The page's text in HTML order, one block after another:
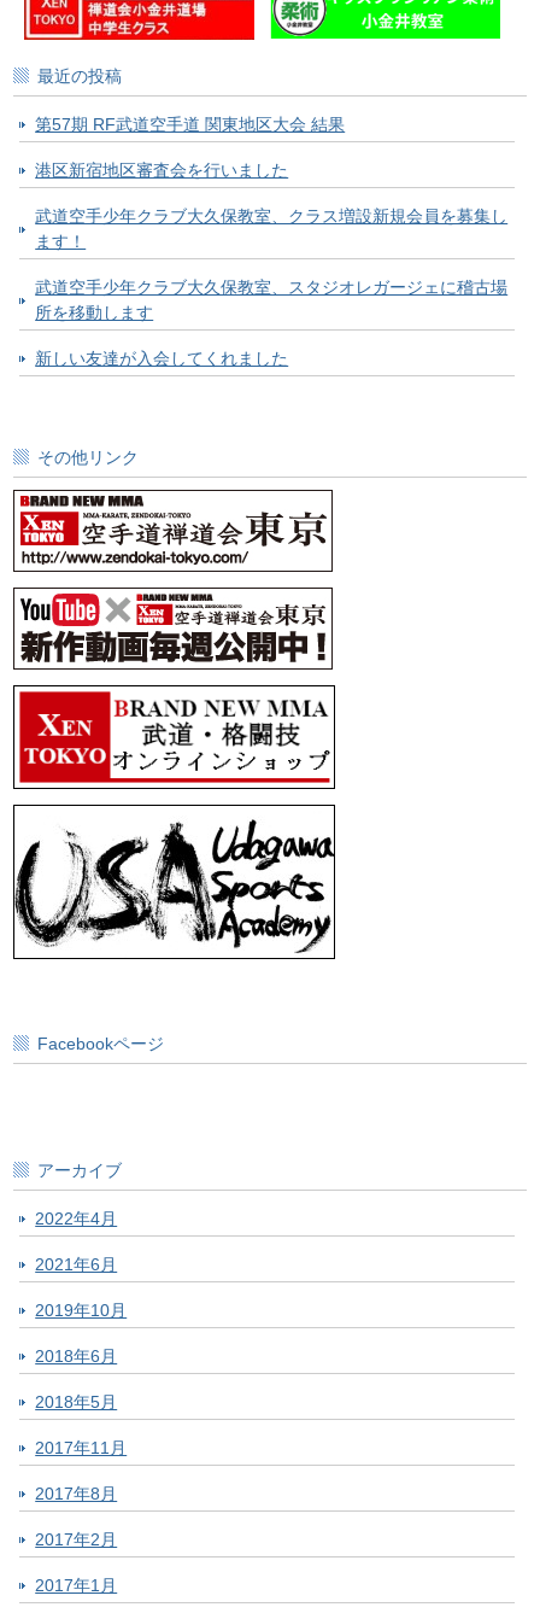
最近の投稿
第57期 RF武道空手道 関東地区大会 結果
港区新宿地区審査会を行いました
武道空手少年クラブ大久保教室、クラス増設新規会員を募集し
ます！
武道空手少年クラブ大久保教室、スタジオレガージェに稽古場
所を移動します
新しい友達が入会してくれました
その他リンク
Facebookページ
アーカイブ
2022年4月
2021年6月
2019年10月
2018年6月
2018年5月
2017年11月
2017年8月
2017年2月
2017年1月